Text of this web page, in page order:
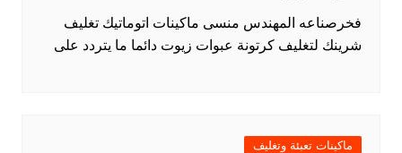
فخرصناعه المهندس منسى ماكينات اتوماتيك تغليف
شرينك لتغليف كرتونة عبوات زيوت دائما ما يتردد على
ماكينات تعبئة وتغليف